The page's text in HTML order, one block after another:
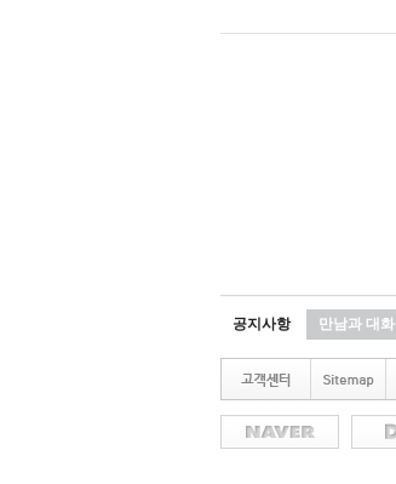
공지사항 만남과 대화